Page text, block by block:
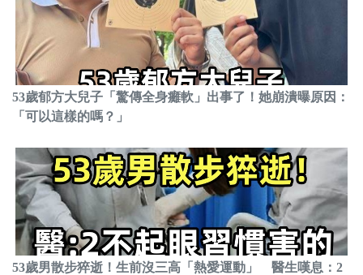
53歲郁方大兒子「驚傳全身癱軟」出事了！她崩潰曝原因：
「可以這樣的嗎？」
53歲男散步猝逝！生前沒三高「熱愛運動」 醫生嘆息：2